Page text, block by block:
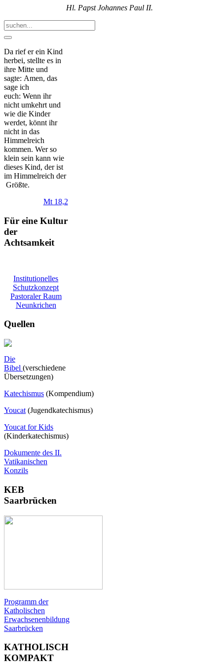
Hl. Papst Johannes Paul II.
Da rief er ein Kind
herbei, stellte es in
ihre Mitte und
sagte: Amen, das
sage ich
euch: Wenn ihr
nicht umkehrt und
wie die Kinder
werdet, könnt ihr
nicht in das
Himmelreich
kommen. Wer so
klein sein kann wie
dieses Kind, der ist
im Himmelreich der
Größte.
Mt 18,2
Für eine Kultur
der
Achtsamkeit
Institutionelles
Schutzkonzept
Pastoraler Raum
Neunkrichen
Quellen
Die
Bibel (verschiedene
Übersetzungen)
Katechismus (Kompendium)
Youcat (Jugendkatechismus)
Youcat for Kids
(Kinderkatechismus)
Dokumente des II.
Vatikanischen
Konzils
KEB
Saarbrücken
Programm der
Katholischen
Erwachsenenbildung
Saarbrücken
KATHOLISCH
KOMPAKT